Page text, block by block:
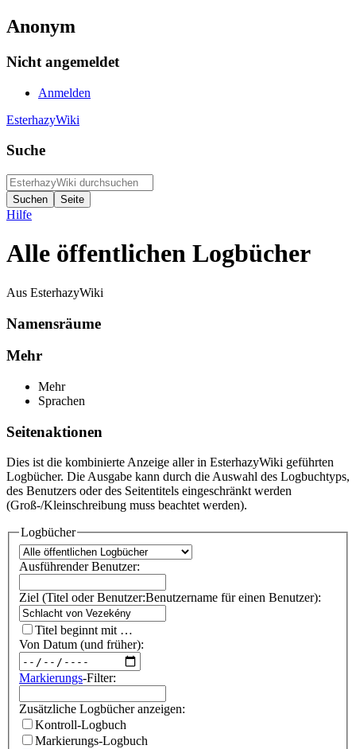
Anonym
Nicht angemeldet
Anmelden
EsterhazyWiki
Suche
Hilfe
Alle öffentlichen Logbücher
Aus EsterhazyWiki
Namensräume
Mehr
Mehr
Sprachen
Seitenaktionen
Dies ist die kombinierte Anzeige aller in EsterhazyWiki geführten
Logbücher. Die Ausgabe kann durch die Auswahl des Logbuchtyps,
des Benutzers oder des Seitentitels eingeschränkt werden
(Groß-/Kleinschreibung muss beachtet werden).
Logbücher
Ausführender Benutzer:
Ziel (Titel oder Benutzer:Benutzername für einen Benutzer):
Titel beginnt mit …
Von Datum (und früher):
Markierungs-Filter:
Zusätzliche Logbücher anzeigen:
Kontroll-Logbuch
Markierungs-Logbuch